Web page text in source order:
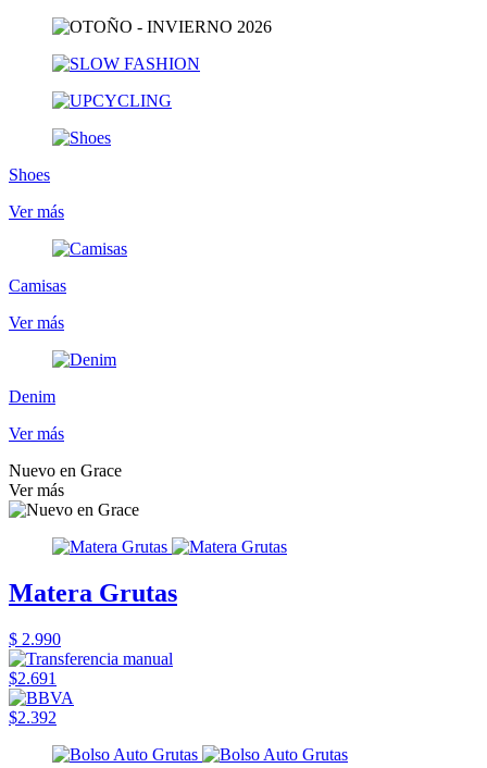
Shoes
Ver más
Camisas
Ver más
Denim
Ver más
Nuevo en Grace
Ver más
Matera Grutas
$ 2.990
$2.691
$2.392